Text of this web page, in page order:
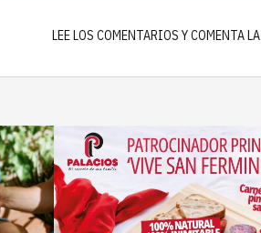
LEE LOS COMENTARIOS Y COMENTA